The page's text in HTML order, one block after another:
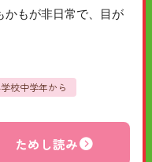
かもが非日常で、目が
校中学年から
ためし読み